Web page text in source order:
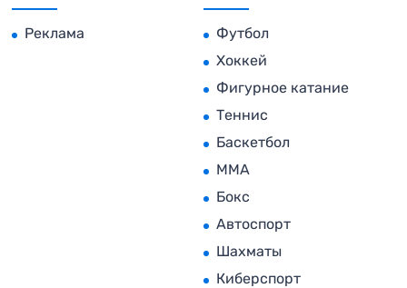
Реклама
Футбол
Хоккей
Фигурное катание
Теннис
Баскетбол
MMA
Бокс
Автоспорт
Шахматы
Киберспорт